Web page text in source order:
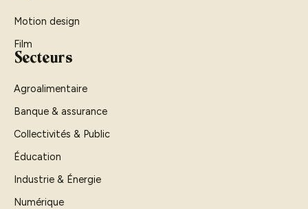
Motion design
Film
Secteurs
Agroalimentaire
Banque & assurance
Collectivités & Public
Éducation
Industrie & Énergie
Numérique